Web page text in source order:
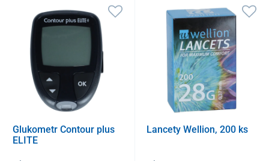
Glukometr Contour plus
ELITE
Lancety Wellion, 200 ks